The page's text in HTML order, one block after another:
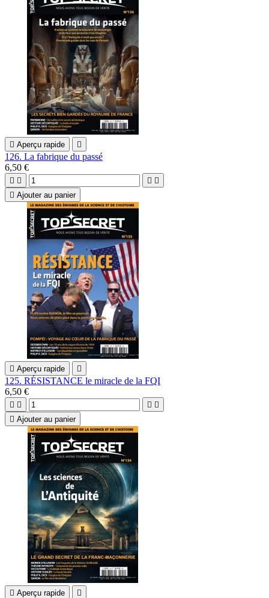
 Aperçu rapide 
126. La fabrique du passé
6,50 €
   
 Ajouter au panier
 Aperçu rapide 
125. RÉSISTANCE le miracle de la FQI
6,50 €
   
 Ajouter au panier
 Aperçu rapide 